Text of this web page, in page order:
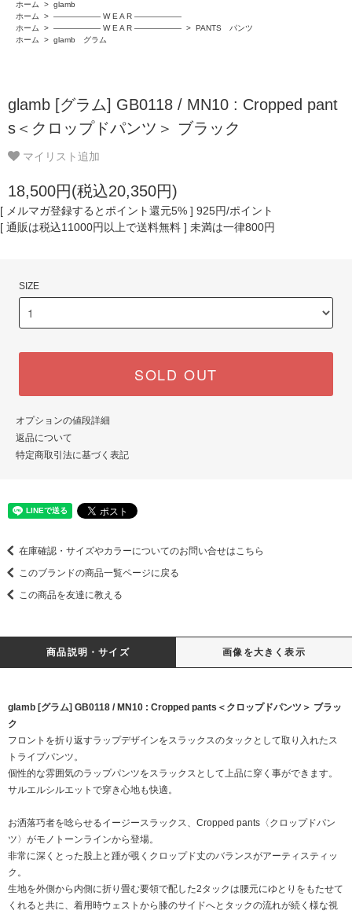
ホーム > glamb
ホーム
> ―――――― W E A R ――――――
ホーム
> ―――――― W E A R ―――――― > PANTS パンツ
ホーム
> glamb グラム
glamb [グラム] GB0118 / MN10 : Cropped pant
s＜クロップドパンツ＞ ブラック
マイリスト追加
18,500円(税込20,350円)
[ メルマガ登録するとポイント還元5% ] 925円/ポイント
[ 通販は税込11000円以上で送料無料 ] 未満は一律800円
SIZE
SOLD OUT
オプションの値段詳細
返品について
特定商取引法に基づく表記
在庫確認・サイズやカラーについてのお問い合せはこちら
このブランドの商品一覧ページに戻る
この商品を友達に教える
商品説明・サイズ 画像を大きく表示
glamb [グラム] GB0118 / MN10 : Cropped pants＜クロップドパンツ＞ ブラッ
ク
フロントを折り返すラップデザインをスラックスのタックとして取り入れたス
トライプパンツ。
個性的な雰囲気のラップパンツをスラックスとして上品に穿く事ができます。
サルエルシルエットで穿き心地も快適。
お洒落巧者を唸らせるイージースラックス、Cropped pants〈クロップドパン
ツ〉がモノトーンラインから登場。
非常に深くとった股上と踵が覗くクロップド丈のバランスがアーティスティッ
ク。
生地を外側から内側に折り畳む要領で配した2タックは腰元にゆとりをもたせて
くれると共に、着用時ウェストから膝のサイドへとタックの流れが続く様な視